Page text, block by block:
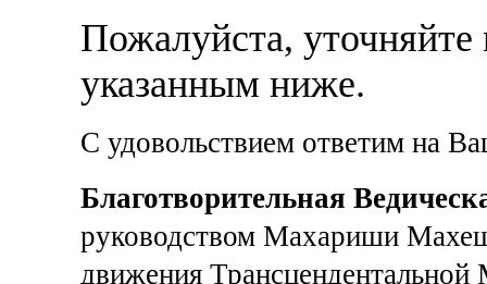
Пожалуйста,
указанным ниже.
С удовольствием ответим на
Благотворительная
руководством Махариши
движения